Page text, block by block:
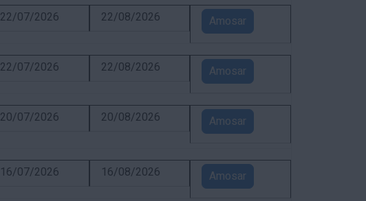
22/07/2026 22/08/2026 Amosar
22/07/2026 22/08/2026 Amosar
20/07/2026 20/08/2026 Amosar
16/07/2026 16/08/2026 Amosar